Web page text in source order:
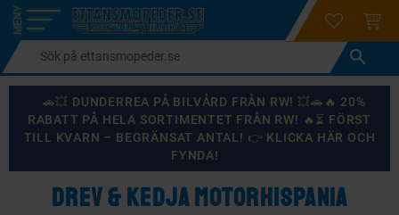
Meny
login
🚗💥 DUNDERREA PÅ BILVÅRD FRÅN RW! 💥🚗🔥 20%
RABATT PÅ HELA SORTIMENTET FRÅN RW! 🔥⏳ FÖRST
TILL KVARN – BEGRÄNSAT ANTAL! 👉 KLICKA HÄR OCH
FYNDA!
DREV & KEDJA MOTORHISPANIA